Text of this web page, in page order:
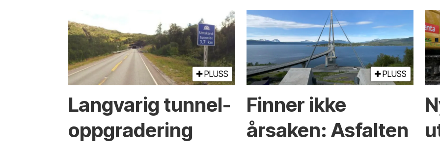
PLUSS
Langvarig tunnel­
oppgradering
PLUSS
Finner ikke
årsaken: Asfalten